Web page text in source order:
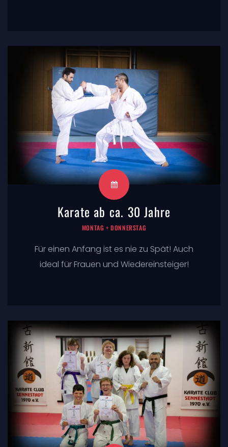
Karate ab ca. 30 Jahre
MONTAG + DONNERSTAG
Für einen Anfang ist es nie zu Spät! Auch
ideal für Frauen und Wiedereinsteiger!